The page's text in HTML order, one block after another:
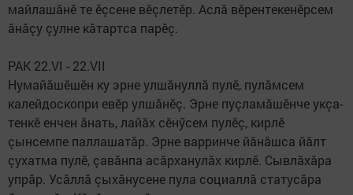
майлашăнӗ те ӗçсене вӗçлетӗр. Аслă вӗрентекенӗрсем
ăнăçу çулне кăтартса парӗç.
РАК 22.VI - 22.VII
Нумайăшӗшӗн ку эрне улшăнуллă пулӗ, пулăмсем
калейдоскопри евӗр улшăнӗç. Эрне пуçламăшӗнче укçа-
тенкӗ енчен ăнать, лайăх сӗнӳсем пулӗç, кирлӗ
çынсемпе паллашатăр. Эрне варринче йăнăшса йăлт
çухатма пулӗ, çавăнпа асăрханулăх кирлӗ. Сывлăхăра
упрăр. Усăллă çыхăнусене пула социаллă статусăра